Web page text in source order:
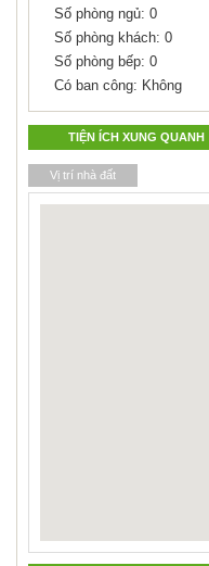
Số phòng ngủ: 0
Số phòng khách: 0
Số phòng bếp: 0
Có ban công: Không
TIỆN ÍCH XUNG QUANH
Vị trí nhà đất